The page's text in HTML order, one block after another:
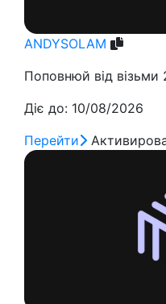
ANDYSOLAM
Поповнюй від візьми
Діє до: 10/08/2026
Перейти